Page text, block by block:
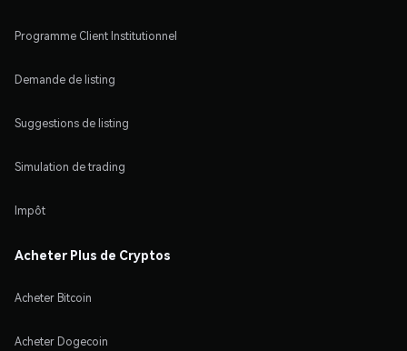
Programme Client Institutionnel
Demande de listing
Suggestions de listing
Simulation de trading
Impôt
Acheter Plus de Cryptos
Acheter Bitcoin
Acheter Dogecoin